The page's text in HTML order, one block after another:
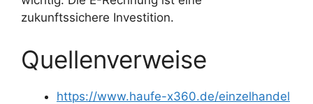
zukunftssichere Investition.
Quellenverweise
https://www.haufe-x360.de/einzelhandel